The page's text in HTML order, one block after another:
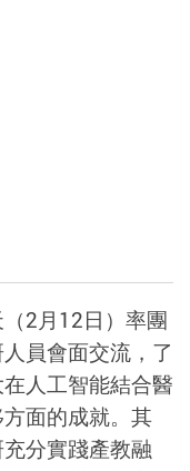
2月12日）率團
員會面交流，了
人工智能結合醫
面的成就。其
分實踐產教融